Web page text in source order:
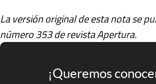
La versión original de esta nota se
número 353 de revista Apertura.
¡Queremos